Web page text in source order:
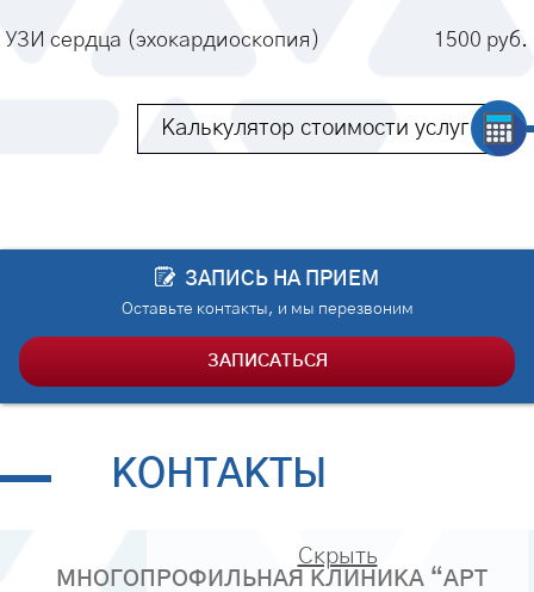
этом врачу.
пациенту.
получить очень просто – достаточно записаться
на исследование в медицинскую клинику
комфортное время исследования.
УЗИ сердца (эхокардиоскопия) 1500 руб.
Калькулятор стоимости услуг
ЗАПИСЬ НА ПРИЕМ
Оставьте контакты, и мы перезвоним
ЗАПИСАТЬСЯ
КОНТАКТЫ
Скрыть
МНОГОПРОФИЛЬНАЯ КЛИНИКА “АРТ